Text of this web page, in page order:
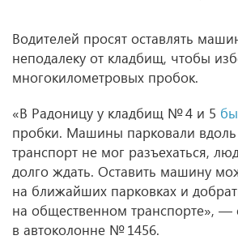
Водителей просят оставлять
неподалеку от кладбищ, чтобы
многокилометровых пробок.
«В Радоницу у кладбищ № 4 и 5
пробки. Машины парковали вдоль
транспорт не мог разъехаться,
долго ждать. Оставить машину
на ближайших парковках и
на общественном транспорте»,
в автоколонне № 1456.